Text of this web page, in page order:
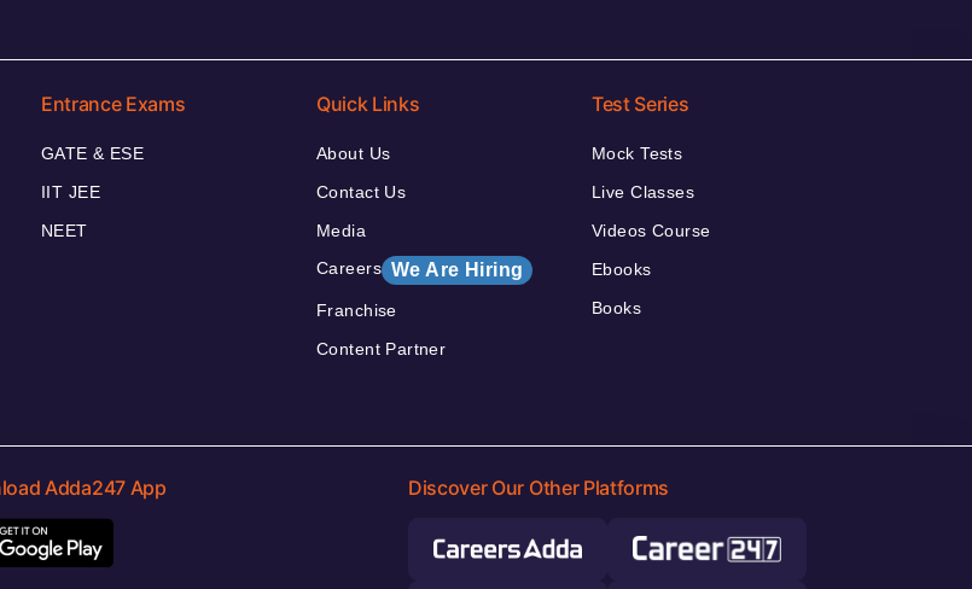
Entrance Exams
GATE & ESE
IIT JEE
NEET
Quick Links
About Us
Contact Us
Media
Careers We Are Hiring
Franchise
Content Partner
Test Series
Mock Tests
Live Classes
Videos Course
Ebooks
Books
Adda247 App Discover Our Other Platforms